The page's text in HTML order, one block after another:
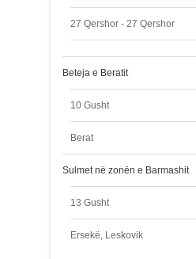
27 Qershor - 27 Qershor
Beteja e Beratit
10 Gusht
Berat
Sulmet në zonën e Barmashit
13 Gusht
Ersekë, Leskovik